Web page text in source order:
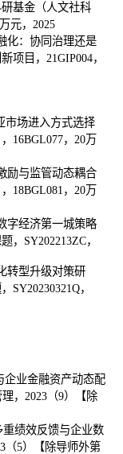
基金（人文社科
元，2025
化：协同治理还是
项目，21GIP004，
市场进入方式选择
16BGL077，20万
励与监管动态耦合
18BGL081，20万
字经济第一城策略
，SY202213ZC，
转型升级对策研
SY20230321Q，
企业金融资产动态配
，2023（9）【除
重绩效反馈与企业数
（5）【除导师外第